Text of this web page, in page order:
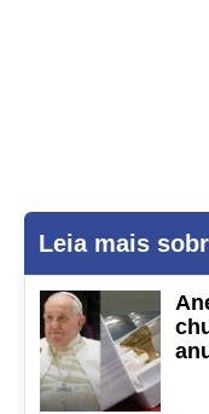
Leia mais